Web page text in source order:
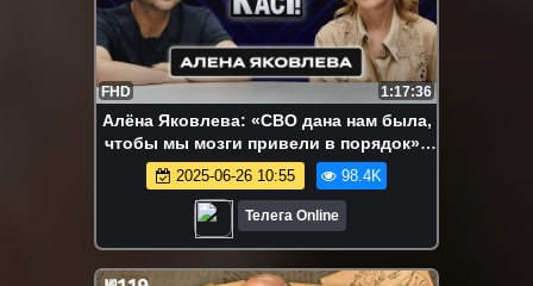
FHD 1:17:36
Алёна Яковлева: «СВО дана нам была,
чтобы мы мозги привели в порядок» /
Сорян, это подкаст
2025-06-26 10:55 98.4K
Телега Online